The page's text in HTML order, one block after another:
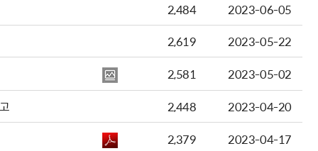
2,484
2023-06-05
2,619
2023-05-22
2,581
2023-05-02
2,448
2023-04-20
2,379
2023-04-17